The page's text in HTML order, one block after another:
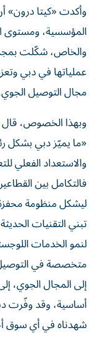
وأكدت «كيتا درون»
المؤسسية، ومستوى
والخاص، شكّلت
عملياتها في دبي
مجال التوصيل
وبهذا الخصوص، قال
«ما يميّز دبي بشكل
والاستعداد الفعلي
فالتكامل بين
ليشكل منظومة
تبني التقنيات
لنمو الخدمات
متخصصة في
إلى المجال الجوي،
أساسية، وقد وفّرت
شهدناه في أي سوق